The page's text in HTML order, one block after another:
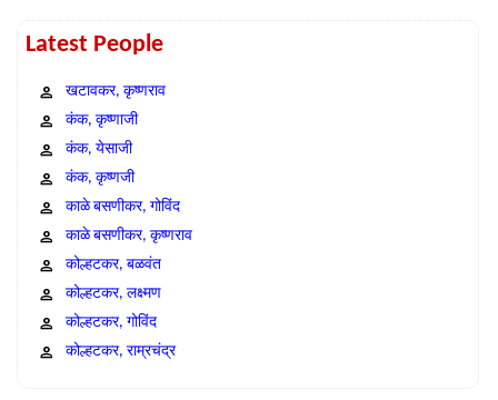
Latest People
खटावकर, कृष्णराव
कंक, कृष्णाजी
कंक, येसाजी
कंक, कृष्णजी
काळे बसणीकर, गोविंद
काळे बसणीकर, कृष्णराव
कोल्हटकर, बळवंत
कोल्हटकर, लक्ष्मण
कोल्हटकर, गोविंद
कोल्हटकर, राम्रचंद्र